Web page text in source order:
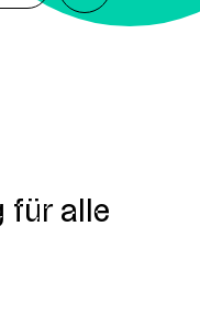
für alle